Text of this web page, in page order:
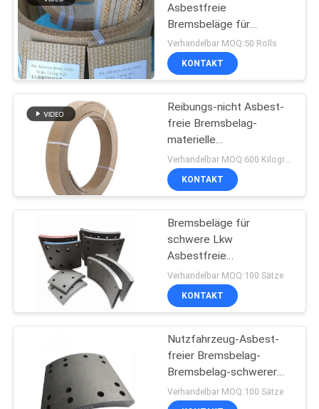
FORDERN
SIE EIN
ZITAT
SITEMAP
PRIVACY
POLICY
Asbestfreie
Bremsbeläge für
Baumaschinen
Verhandelbar MOQ:50 Rolls
KONTAKT
Reibungs-nicht Asbest-
freie Bremsbelag-
materielle
kundengebundene Länge
für Hebewinden-
Handkurbel
Verhandelbar MOQ:600 Kilogramm
KONTAKT
Bremsbeläge für
schwere Lkw
Asbestfreie
Bremsbeläge für
Nutzfahrzeuge
Verhandelbar MOQ:100 Sätze
KONTAKT
Nutzfahrzeug-Asbest-
freier Bremsbelag-
Bremsbelag-schwerer
LKW-Bremsbelag
Verhandelbar MOQ:100 Sätze